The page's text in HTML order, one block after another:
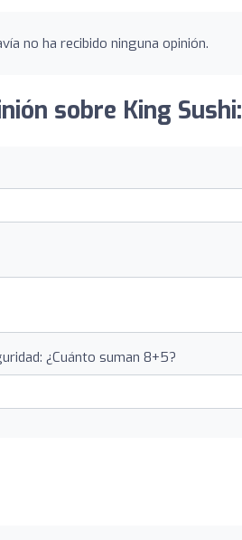
no ha recibido ninguna opinión.
sobre King Sushi:
¿Cuánto suman 8+5?